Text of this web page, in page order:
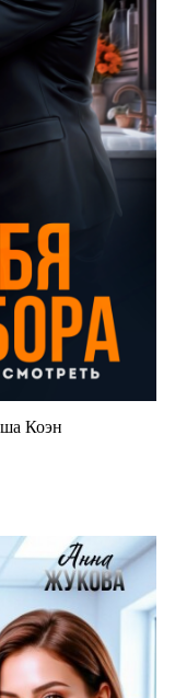
Коэн